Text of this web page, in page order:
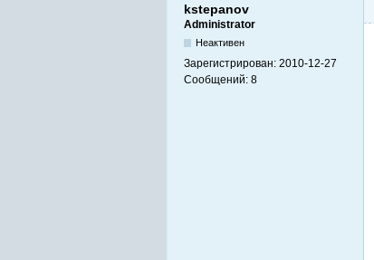
kstepanov
Administrator
Неактивен
Зарегистрирован: 2010-12-27
Сообщений: 8